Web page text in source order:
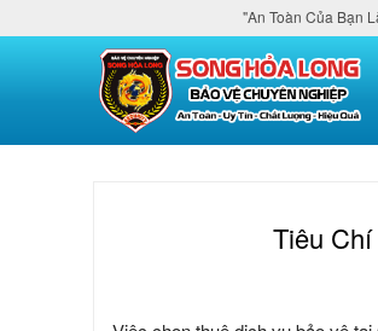
qua
"An Toàn Của Bạn Là Sứ Mệnh
Tiêu